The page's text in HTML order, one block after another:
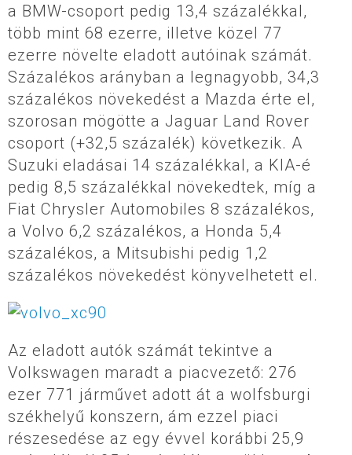
a BMW-csoport pedig 13,4 százalékkal,
több mint 68 ezerre, illetve közel 77
ezerre növelte eladott autóinak számát.
Százalékos arányban a legnagyobb, 34,3
százalékos növekedést a Mazda érte el,
szorosan mögötte a Jaguar Land Rover
csoport (+32,5 százalék) következik. A
Suzuki eladásai 14 százalékkal, a KIA-é
pedig 8,5 százalékkal növekedtek, míg a
Fiat Chrysler Automobiles 8 százalékos,
a Volvo 6,2 százalékos, a Honda 5,4
százalékos, a Mitsubishi pedig 1,2
százalékos növekedést könyvelhetett el.
Az eladott autók számát tekintve a
Volkswagen maradt a piacvezető: 276
ezer 771 járművet adott át a wolfsburgi
székhelyű konszern, ám ezzel piaci
részesedése az egy évvel korábbi 25,9